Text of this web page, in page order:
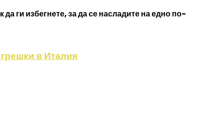
ги избегнете, за да се насладите на едно по-
в Италия